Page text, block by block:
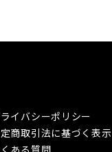
イバシーポリシー
商取引法に基づく表示
ある質問